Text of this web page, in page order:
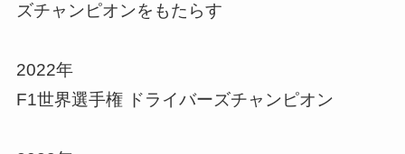
ズチャンピオンをもたらす
2022年
F1世界選手権 ドライバーズチャンピオン